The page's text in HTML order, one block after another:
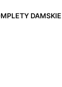
DAMSKIE